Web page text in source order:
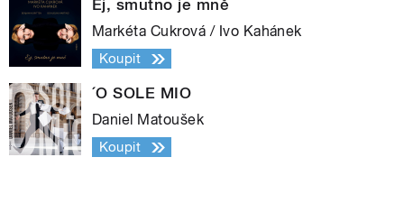
Ej, smutno je mně
Markéta Cukrová / Ivo Kahánek
Koupit
´O SOLE MIO
Daniel Matoušek
Koupit